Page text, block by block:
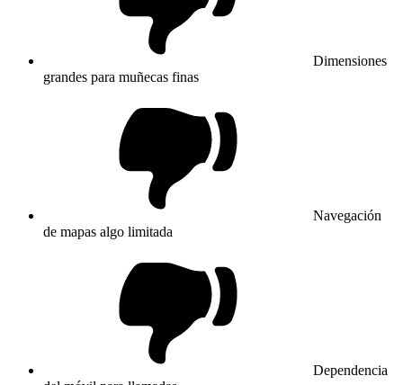
Dimensiones
grandes para muñecas finas
Navegación
de mapas algo limitada
Dependencia